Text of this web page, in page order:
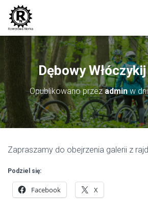
Dębowy
Opublikowano przezadminw
Zapraszamy do obejrzenia galerii z
Podziel się:
Facebook X